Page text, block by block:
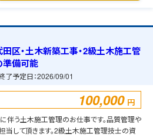
区・土木新築工事・2級土木施工管
準備可能
了予定日：2026/09/01
100,000 円
伴う土木施工管理のお仕事です。品質管理や
して頂きます。2級土木施工管理技士の資